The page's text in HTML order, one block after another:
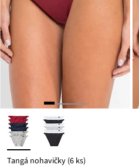
Tangá nohavičky (6 ks)